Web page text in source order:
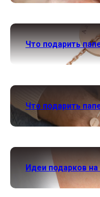
Что подарить
Что подарить
Идеи подарков